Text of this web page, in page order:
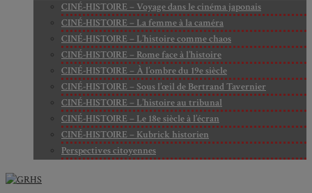
CINÉ-HISTOIRE – Voyage dans le cinéma japonais
CINÉ-HISTOIRE – La femme à la caméra
CINÉ-HISTOIRE – L’histoire comme chaos
CINÉ-HISTOIRE – Rome face à l’histoire
CINÉ-HISTOIRE – À l’ombre du 19e siècle
CINÉ-HISTOIRE – Sous l’œil de Bertrand Tavernier
CINÉ-HISTOIRE – L’histoire au tribunal
CINÉ-HISTOIRE – Le 18e siècle à l’écran
CINÉ-HISTOIRE – Kubrick historien
Perspectives citoyennes